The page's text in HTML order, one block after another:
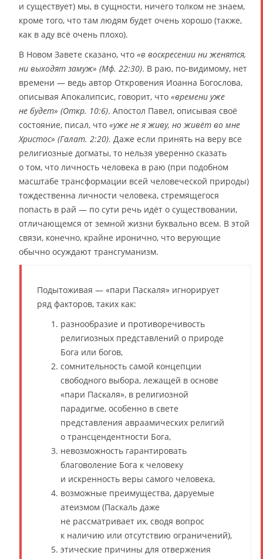
и существует) мы, в сущности, ничего толком не знаем,
кроме того, что там людям будет очень хорошо (также,
как в аду всё очень плохо).
В Новом Завете сказано, что «в воскресении ни женятся,
ни выходят замуж» (Мф. 22:30). В раю, по-видимому, нет
времени — ведь автор Откровения Иоанна Богослова,
описывая Апокалипсис, говорит, что «времени уже
не будет» (Откр. 10:6). Апостол Павел, описывая своё
состояние, писал, что «уже не я живу, но живёт во мне
Христос» (Галат. 2:20). Даже если принять на веру все
религиозные догматы, то нельзя уверенно сказать
о том, что личность человека в раю (при подобном
масштабе трансформации всей человеческой природы)
тождественна личности человека, стремящегося
попасть в рай — по сути речь идёт о существовании,
отличающемся от земной жизни буквально всем. В этой
связи, конечно, крайне иронично, что верующие
обычно осуждают трансгуманизм.
Подытоживая — «пари Паскаля» игнорирует
ряд факторов, таких как:
разнообразие и противоречивость
религиозных представлений о природе
Бога или богов,
сомнительность самой концепции
свободного выбора, лежащей в основе
«пари Паскаля», в религиозной
парадигме, особенно в свете
представления авраамических религий
о трансцендентности Бога,
невозможность гарантировать
благоволение Бога к человеку
и искренность веры самого человека,
возможные преимущества, даруемые
атеизмом (Паскаль даже
не рассматривает их, сводя вопрос
к наличию или отсутствию ограничений),
этические причины для отвержения